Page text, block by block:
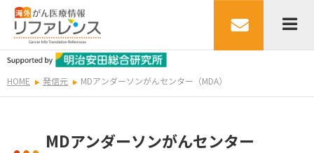
HOME 発信元 MDアンダーソンがんセンター（MDA）
MDアンダーソンがんセンター